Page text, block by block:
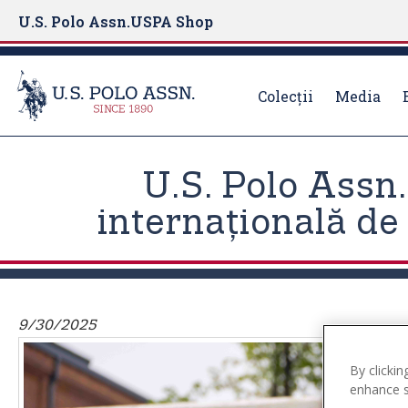
m
U.S. Polo Assn.USPA Shop
Colecții Media
U.S. Polo
internațională de
9/30/2025
By
enhance